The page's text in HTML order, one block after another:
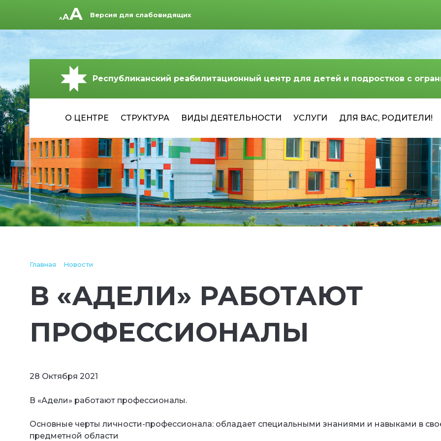
Версия для слабовидящих
Республиканский реабилитационный центр для детей и подростков с
О ЦЕНТРЕ СТРУКТУРА ВИДЫ ДЕЯТЕЛЬНОСТИ УСЛУГИ ДЛЯ ВАС, РОДИТЕЛИ!
Главная Новости
В «АДЕЛИ» РАБОТАЮТ
ПРОФЕССИОНАЛЫ
28 Октября 2021
В «Адели» работают профессионалы.
Основные черты личности-профессионала: обладает специальными знаниями и навыками в
предметной области